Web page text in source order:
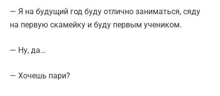
— Я на будущий год буду отлично заниматься, сяду
на первую скамейку и буду первым учеником.
— Ну, да…
— Хочешь пари?